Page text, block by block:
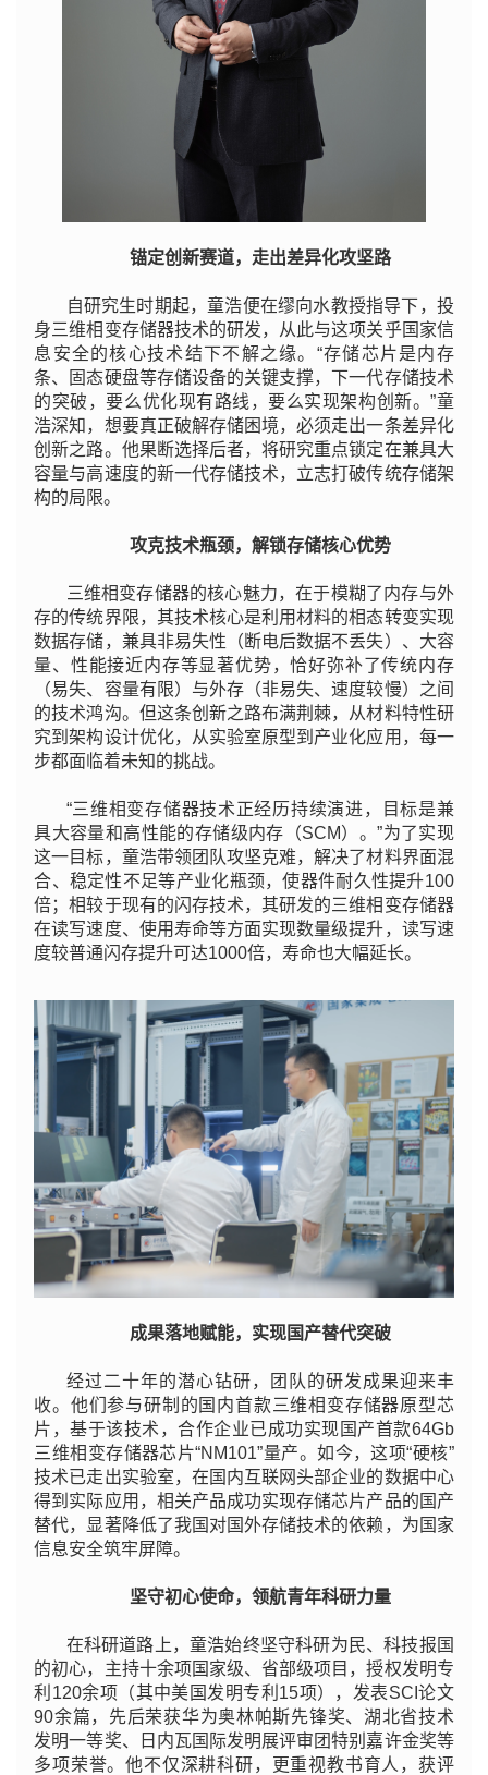
锚定创新赛道，走出差异化攻坚路
自研究生时期起，童浩便在缪向水教授指导下，投
身三维相变存储器技术的研发，从此与这项关乎国家信
息安全的核心技术结下不解之缘。“存储芯片是内存
条、固态硬盘等存储设备的关键支撑，下一代存储技术
的突破，要么优化现有路线，要么实现架构创新。”童
浩深知，想要真正破解存储困境，必须走出一条差异化
创新之路。他果断选择后者，将研究重点锁定在兼具大
容量与高速度的新一代存储技术，立志打破传统存储架
构的局限。
攻克技术瓶颈，解锁存储核心优势
三维相变存储器的核心魅力，在于模糊了内存与外
存的传统界限，其技术核心是利用材料的相态转变实现
数据存储，兼具非易失性（断电后数据不丢失）、大容
量、性能接近内存等显著优势，恰好弥补了传统内存
（易失、容量有限）与外存（非易失、速度较慢）之间
的技术鸿沟。但这条创新之路布满荆棘，从材料特性研
究到架构设计优化，从实验室原型到产业化应用，每一
步都面临着未知的挑战。
“三维相变存储器技术正经历持续演进，目标是兼
具大容量和高性能的存储级内存（SCM）。”为了实现
这一目标，童浩带领团队攻坚克难，解决了材料界面混
合、稳定性不足等产业化瓶颈，使器件耐久性提升100
倍；相较于现有的闪存技术，其研发的三维相变存储器
在读写速度、使用寿命等方面实现数量级提升，读写速
度较普通闪存提升可达1000倍，寿命也大幅延长。
成果落地赋能，实现国产替代突破
经过二十年的潜心钻研，团队的研发成果迎来丰
收。他们参与研制的国内首款三维相变存储器原型芯
片，基于该技术，合作企业已成功实现国产首款64Gb
三维相变存储器芯片“NM101”量产。如今，这项“硬核”
技术已走出实验室，在国内互联网头部企业的数据中心
得到实际应用，相关产品成功实现存储芯片产品的国产
替代，显著降低了我国对国外存储技术的依赖，为国家
信息安全筑牢屏障。
坚守初心使命，领航青年科研力量
在科研道路上，童浩始终坚守科研为民、科技报国
的初心，主持十余项国家级、省部级项目，授权发明专
利120余项（其中美国发明专利15项），发表SCI论文
90余篇，先后荣获华为奥林帕斯先锋奖、湖北省技术
发明一等奖、日内瓦国际发明展评审团特别嘉许金奖等
多项荣誉。他不仅深耕科研，更重视教书育人，获评